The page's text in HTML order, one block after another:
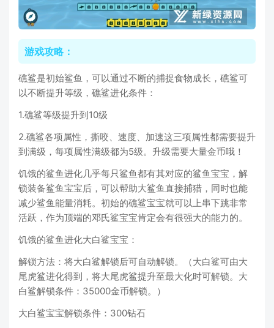
游戏攻略：
礁鲨是初始鲨鱼，可以通过不断的捕捉食物成长，礁鲨可
以不断提升等级，礁鲨进化条件：
1.礁鲨等级提升到10级
2.礁鲨各项属性，撕咬、速度、加速这三项属性都需要提升
到满级，每项属性满级都为5级。升级需要大量金币哦！
饥饿的鲨鱼进化几乎每只鲨鱼都有其对应的鲨鱼宝宝，解
锁装备鲨鱼宝宝后，可以帮助大鲨鱼直接捕猎，同时也能
减少鲨鱼能量消耗。初始的礁鲨宝宝就可以上串下跳非常
活跃，作为顶端的邓氏鲨宝宝肯定会有很强大的能力的。
饥饿的鲨鱼进化大白鲨宝宝：
解锁方法：将大白鲨解锁后可自动解锁。（大白鲨可由大
尾虎鲨进化得到，将大尾虎鲨提升至最大化时可解锁。大
白鲨解锁条件：35000金币解锁。）
大白鲨宝宝解锁条件：300钻石